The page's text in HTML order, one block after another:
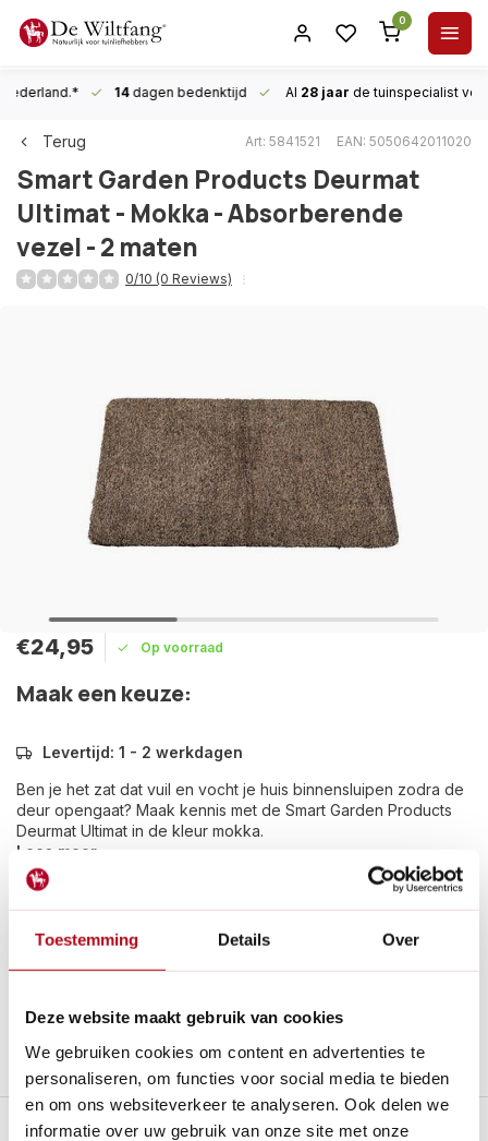
Toestemming Details Over
Deze website maakt gebruik van cookies
We gebruiken cookies om content en advertenties te
personaliseren, om functies voor social media te bieden
en om ons websiteverkeer te analyseren. Ook delen we
informatie over uw gebruik van onze site met onze
0
14dagen bedenktijd Al 28 jaar de tuinspecialist
Terug Art: 5841521 EAN: 5050642011020
Smart Garden Products Deurmat
Ultimat - Mokka - Absorberende
vezel - 2 maten
0/10 (0 Reviews)
€24,95 Op voorraad
Maak een keuze:
Levertijd: 1 - 2 werkdagen
Ben je het zat dat vuil en vocht je huis binnensluipen zodra de
deur opengaat? Maak kennis met de Smart Garden Products
Deurmat Ultimat in de kleur mokka.
Lees meer
Gratis verzenden
vanaf € 60 in België en Nederland.*
Nieuw: Haal je bestelling in Wilnis bij ons op!
Stel een vraag over dit product
Plus- en minpunten